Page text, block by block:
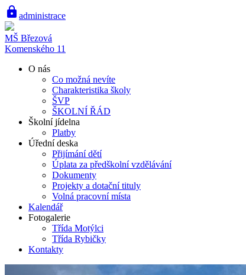
lock administrace
MŠ Březová
Komenského 11
O nás
Co možná nevíte
Charakteristika školy
ŠVP
ŠKOLNÍ ŘÁD
Školní jídelna
Platby
Úřední deska
Přijímání dětí
Úplata za předškolní vzdělávání
Dokumenty
Projekty a dotační tituly
Volná pracovní místa
Kalendář
Fotogalerie
Třída Motýlci
Třída Rybičky
Kontakty